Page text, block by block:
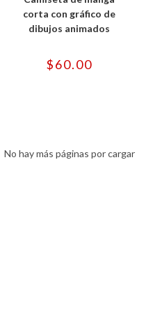
variantes.
Las
opciones
elegir
en
corta con gráfico de
dibujos animados
$60.00
No hay más páginas por cargar